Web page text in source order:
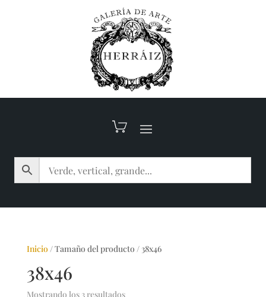
Inicio/Tamaño del producto / 38x46
38x46
Mostrando los 3 resultados